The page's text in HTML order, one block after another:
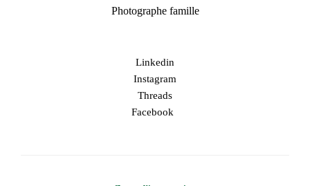
Photographe famille
Linkedin
Instagram
Threads
Facebook